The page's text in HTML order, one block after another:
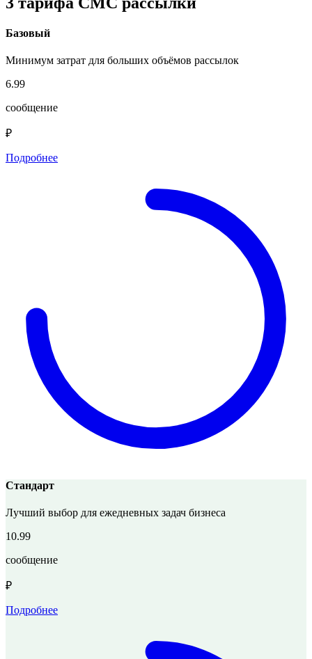
Базовый
Минимум затрат для больших объёмов рассылок
6.99
сообщение
₽
Подробнее
Стандарт
Лучший выбор для ежедневных задач бизнеса
10.99
сообщение
₽
Подробнее